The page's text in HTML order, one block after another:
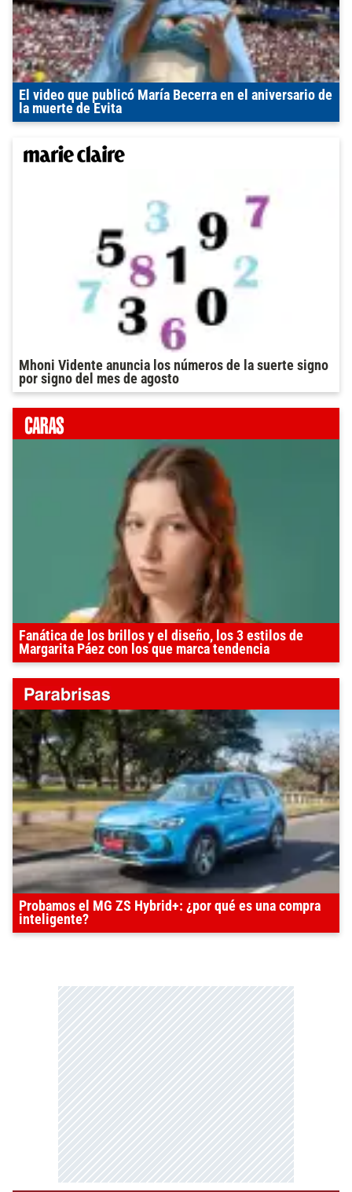
El video que publicó María Becerra en el aniversario de
la muerte de Evita
Mhoni Vidente anuncia los números de la suerte signo
por signo del mes de agosto
Fanática de los brillos y el diseño, los 3 estilos de
Margarita Páez con los que marca tendencia
Probamos el MG ZS Hybrid+: ¿por qué es una compra
inteligente?